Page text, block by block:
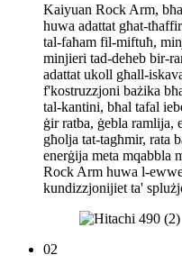
Kaiyuan Rock Arm,
huwa adattat għat-
tal-faħam fil-miftuħ,
minjieri tad-deheb bir-
adattat ukoll għall-
f'kostruzzjoni bażika
tal-kantini, bħal tafal
ġir ratba, ġebla ramlija,
għolja tat-tagħmir, rata
enerġija meta mqabbla
Rock Arm huwa l-
kundizzjonijiet ta'
02